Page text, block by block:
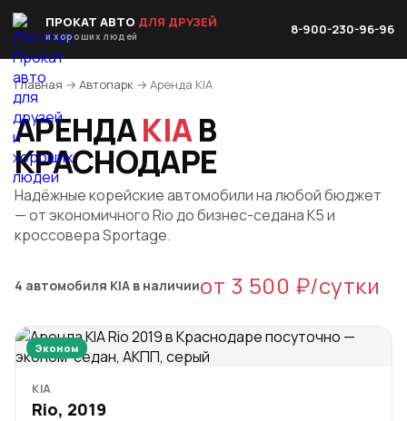
ПРОКАТ АВТО ДЛЯ ДРУЗЕЙ
и хороших людей 8-900-230-96-96
Главная → Автопарк → Аренда KIA
АРЕНДАKIAВ
КРАСНОДАРЕ
Надёжные корейские автомобили на любой бюджет
— от экономичного Rio до бизнес-седана K5 и
кроссовера Sportage.
4 автомобиля KIA в наличииот 3 500 ₽/сутки
Эконом
KIA
Rio, 2019